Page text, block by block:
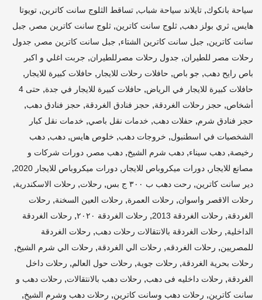
سياحة بانكوك, تايلاند سياحة شباب, تساقط الثلوج سانت كاترين, تويوتا
هايس, ثري بولز دهب, ثلوج سانت كاترين, ثلوج سانت كاترين مصر , جبل
سانت كاترين, جبل سانت كاترين الشتاء, جبل سانت كاترين مصر , جدول
رحلات مصر للطيران, جدول رحلات مصرللطيران, جربت اغلي و اكبر
باص رايح دهب, جو باص, حافلات رحلات للايجار , حافلات كبيرة للايجار ,
حافلات كبيرة للايجار في الرياض, حافلات كبيرة للايجار في جدة,
حتى 4
أشخاص, حجز رحلات الغردقة, حجز فنادق الغردقة, حجز فنادق دهب,
حجز فنادق شرم, حفلات دهب, خدمات نقل باصي, خدمات نقل كبار
الشخصيات في اسطنبول, خروجات دهب, خلوص هايس, دهب, دهب
رخيصة, دهب سيناء, دهب شرم الشيخ, دهب مصر , دورات شركات و
مصانع للايجار , دورات ميكروباص للايجار , دورات ميكروباص للايجار 2020 ,
دير سانت كاترين, رحت دهب ب ٣٠٠ ج بس , رحلات, رحلات الاسكندرية,
رحلات الاقصر واسوان, رحلات العمرة, رحلات العين السخنة, رحلات
الغردقة, رحلات الغردقة 2013 , رحلات الغردقة ٢٠٢٠ , رحلات الغردقة
الداخلية, رحلات الغردقة بالانتقالات رحلات دهب, رحلات الغردقة
للمصريين, رحلات الغردقه, رحلات الي الغردقة, رحلات الي شرم الشيخ,
رحلات بحرية الغردقة, رحلات جوية, رحلات حول العالم, رحلات داخل
الغردقة, رحلات داخليه فى دهب, رحلات دهب بالانتقالات, رحلات دهب و
سانت كاترين, رحلات دهب وسانت كاترين, رحلات دهب وشرم الشيخ,